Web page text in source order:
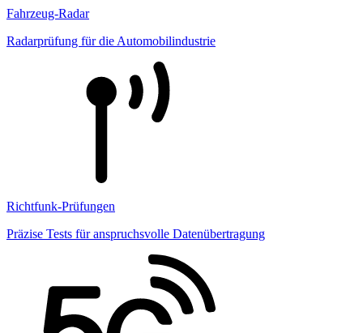
Fahrzeug-Radar
Radarprüfung für die Automobilindustrie
Richtfunk-Prüfungen
Präzise Tests für anspruchsvolle Datenübertragung